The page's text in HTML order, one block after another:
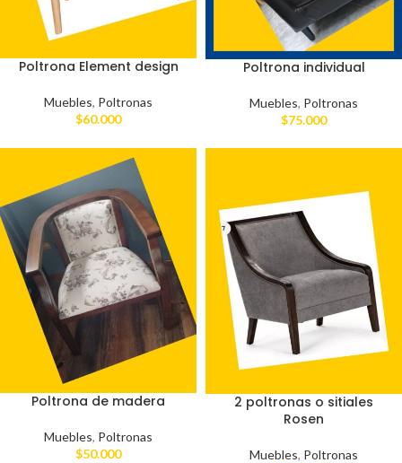
Poltrona Element design
Muebles, Poltronas
$60.000
Poltrona individual
Muebles, Poltronas
$75.000
Poltrona de madera
Muebles, Poltronas
$50.000
2 poltronas o sitiales
Rosen
Muebles, Poltronas